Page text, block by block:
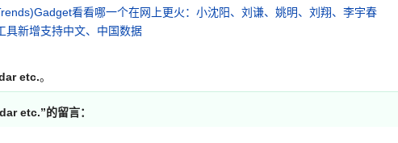
看看哪一个在网上更火：小沈阳、刘谦、姚明、刘翔、李宇春
具新增支持中文、中国数据
etc.。
etc.”的留言：